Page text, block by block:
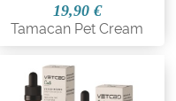
19,90 €
Tamacan Pet Cream